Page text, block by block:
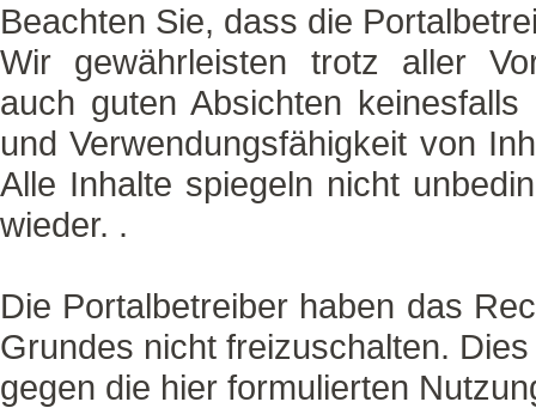
Beachten Sie, dass die
Wir gewährleisten trotz aller
auch guten Absichten
und Verwendungsfähigkeit von
Alle Inhalte spiegeln nicht
wieder. .
Die Portalbetreiber haben das
Grundes nicht freizuschalten.
gegen die hier formulierten